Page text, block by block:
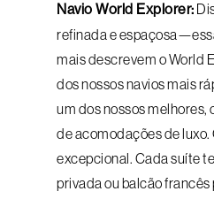
Navio World Explorer:
refinada e
mais descrevem o World
dos nossos navios mais
um dos nossos melhores,
de acomodações de luxo.
excepcional. Cada suíte
privada ou balcão